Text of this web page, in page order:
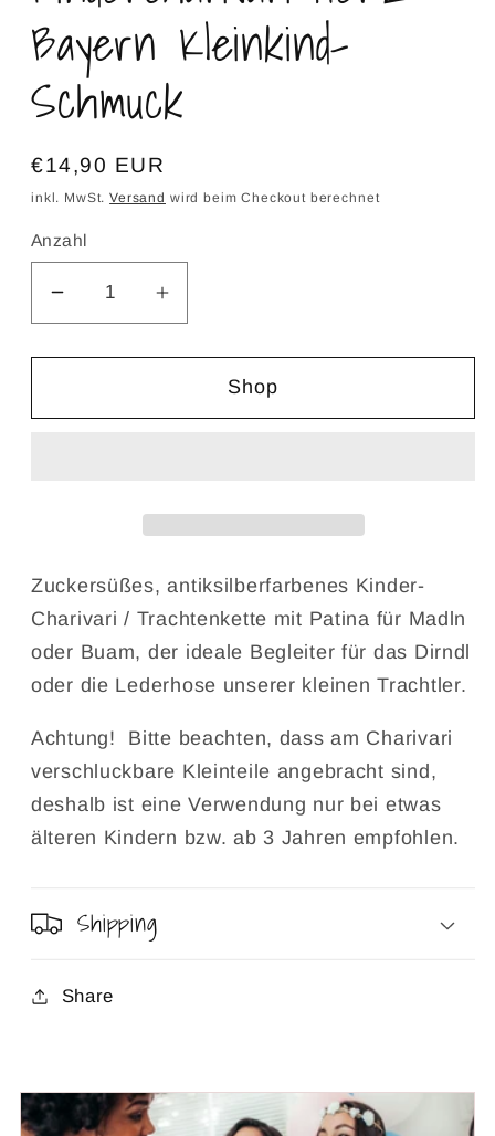
Bayern Kleinkind-
Schmuck
Normaler
Preis
€14,90 EUR
inkl. MwSt.Versand wird beim Checkout berechnet
Anzahl
Verringere
die
Menge
Kindercharivari
Schmuck
Erhöhe
die
Menge
Kindercharivari
Schmuck
Shop
Zuckersüßes, antiksilberfarbenes Kinder-
Charivari / Trachtenkette mit Patina für Madln
oder Buam, der ideale Begleiter für das Dirndl
oder die Lederhose unserer kleinen Trachtler.
Achtung! Bitte beachten, dass am Charivari
verschluckbare Kleinteile angebracht sind,
deshalb ist eine Verwendung nur bei etwas
älteren Kindern bzw. ab 3 Jahren empfohlen.
Shipping
Share